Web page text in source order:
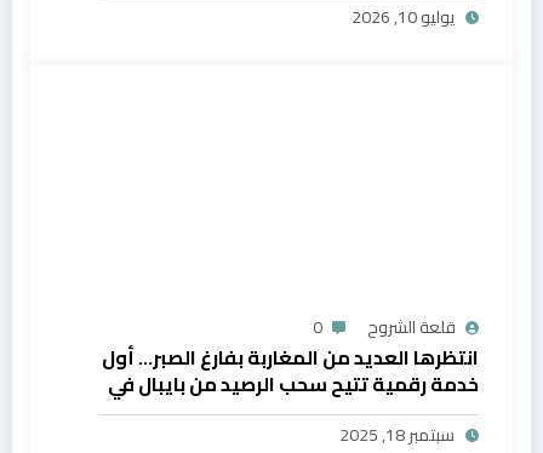
يوليو 10, 2026
قلعة الشروح 0
انتظرها العديد من المغاربة بفارغ الصبر… أول
خدمة رقمية تتيح سحب الرصيد من بايبال في
المغرب
سبتمبر 18, 2025